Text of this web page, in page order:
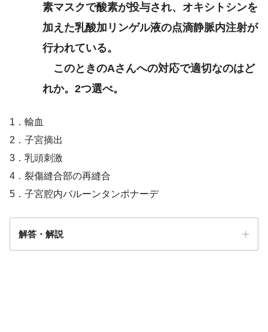
素マスクで酸素が投与され、オキシトシンを
加えた乳酸加リンゲル液の点滴静脈内注射が
行われている。
このときのAさんへの対応で適切なのはど
れか。2つ選べ。
1．輸血
2．子宮摘出
3．乳頭刺激
4．裂傷縫合部の再縫合
5．子宮腔内バルーンタンポナーデ
解答・解説